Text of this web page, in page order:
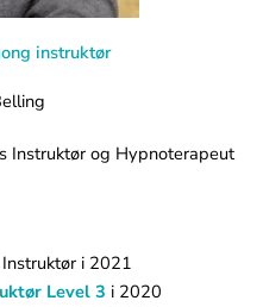
instruktør
Instruktør og Hypnoterapeut
i 2021
Level 3 i 2020